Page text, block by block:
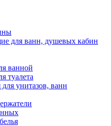
для ванн, душевых кабин
ванной
туалета
унитазов, ванн